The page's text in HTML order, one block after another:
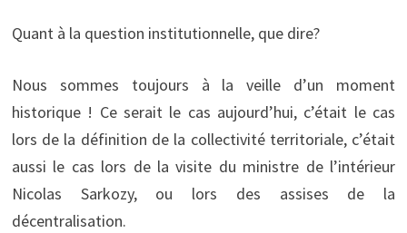
Quant à la question institutionnelle, que dire?
Nous sommes toujours à la veille d’un moment
historique ! Ce serait le cas aujourd’hui, c’était le cas
lors de la définition de la collectivité territoriale, c’était
aussi le cas lors de la visite du ministre de l’intérieur
Nicolas Sarkozy, ou lors des assises de la
décentralisation.